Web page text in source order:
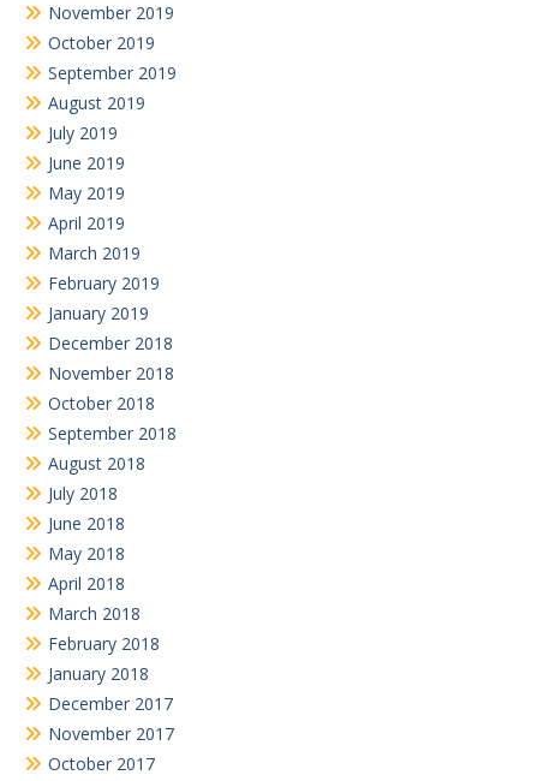
November 2019
October 2019
September 2019
August 2019
July 2019
June 2019
May 2019
April 2019
March 2019
February 2019
January 2019
December 2018
November 2018
October 2018
September 2018
August 2018
July 2018
June 2018
May 2018
April 2018
March 2018
February 2018
January 2018
December 2017
November 2017
October 2017